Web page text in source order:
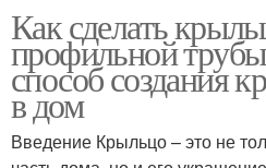
Как сделать
профильной
способ создания
в дом
Введение Крыльцо – это не